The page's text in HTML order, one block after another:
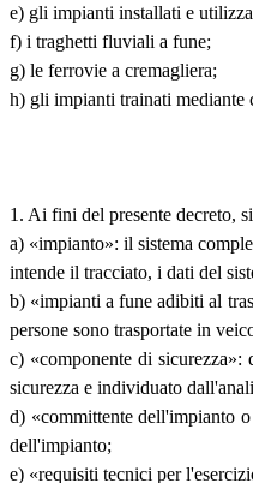
e) gli impianti installati e
f) i traghetti fluviali a fune;
g) le ferrovie a cremagliera;
h) gli impianti trainati mediante
1. Ai fini del presente decreto,
a) «impianto»: il sistema
intende il tracciato, i dati del
b) «impianti a fune adibiti al
persone sono trasportate in
c) «componente di
sicurezza e individuato
d) «committente dell'impianto
dell'impianto;
e) «requisiti tecnici per